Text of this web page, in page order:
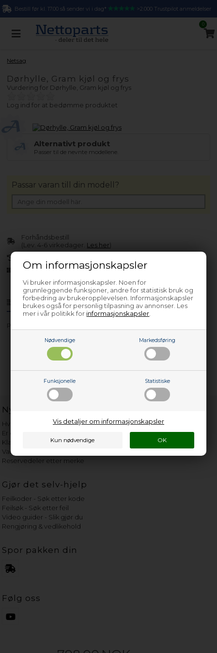
Om informasjonskapsler
Vi bruker informasjonskapsler. Noen for
grunnleggende funksjoner, andre for statistisk bruk og
forbedring av brukeropplevelsen. Informasjonskapsler
brukes også for personlig tilpasning av annonser. Les
mer i vår politikk for informasjonskapsler
Nødvendige Markedsføring
Funksjonelle Statistiske
Vis detaljer om informasjonskapsler
Bestill før kl. 17.00 så sender vi i dag* >2.000 Trustpilot anmeldelser
0
Netsag
Dørhylle, Gram kjøl og frys
Vurdering for Dørhylle, Gram kjøl og frys
Log ind for at bedømme produktet
Alternativt produkt
Passer til de nevnte modellene.
Produktinfo Spørsmål om varen?
Prod./Art/Servicenr.: KS 32315 63
Forhåndsbestill
(Lev. 4-6 virkedager. Les her)
Siden 2013
Passar varan till din modell?
Nyttige lenker
Hvor gammelt er apparatet mitt?
Er det verdt å reparere?
Klage på bassengrobot
Vannets hardhetsgrad
Reservedeler etter merke
Gjør det selv-hjelp
Feilkoder - Søk etter kode
Feilsøk - Søk etter feil
Video guider - Slik gjør du
Rengjøring & vedlikehold
Spor pakken din
Følg oss